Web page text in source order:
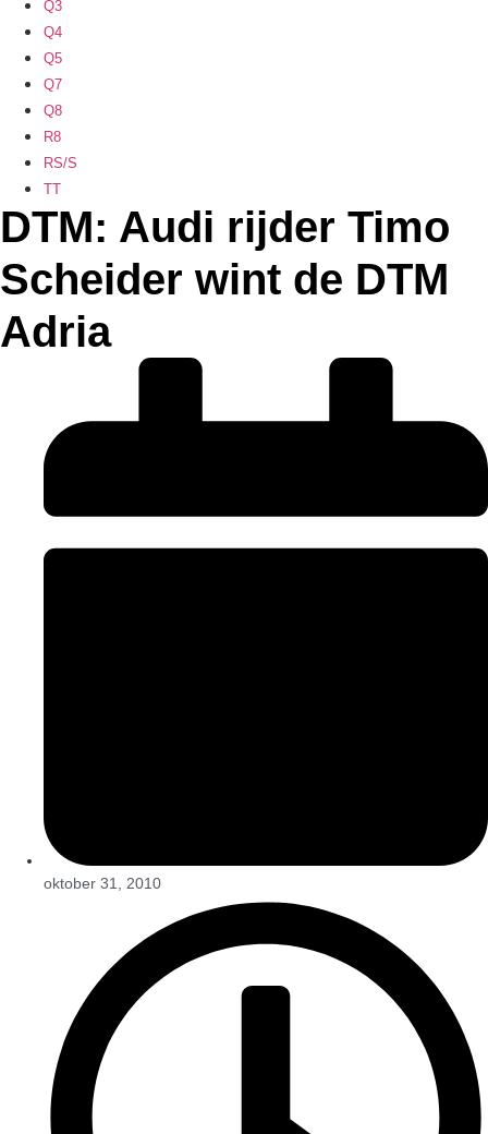
Q3
Q4
Q5
Q7
Q8
R8
RS/S
TT
DTM: Audi rijder Timo
Scheider wint de DTM
Adria
oktober 31, 2010